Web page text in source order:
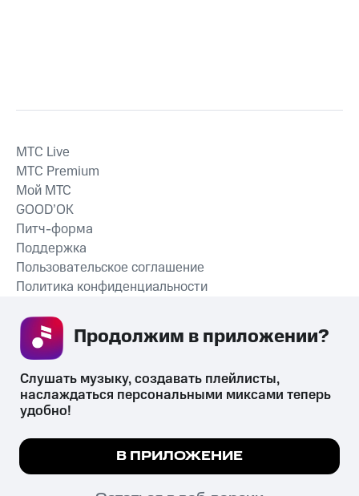
СКАЧАТЬ ПРИЛОЖЕНИЕ
MTС Live
MTС Premium
Мой МТС
GOOD’OK
Питч-форма
Поддержка
Пользовательское соглашение
Политика конфиденциальности
психотропных веществ, их аналогов причиняет вред здоровью,
их незаконный оборот запрещён и влечёт установленную
законодательством ответственность.
© 2026 ООО «КИОН».
Мы используем куки, чтобы на сайте все
Подробнее
Слушать музыку, создавать плейлисты,
наслаждаться персональными миксами теперь
удобно!
В ПРИЛОЖЕНИЕ